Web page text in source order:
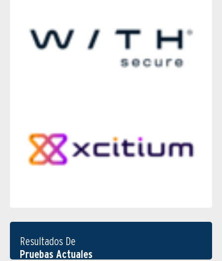
Resultados De
Pruebas Actuales